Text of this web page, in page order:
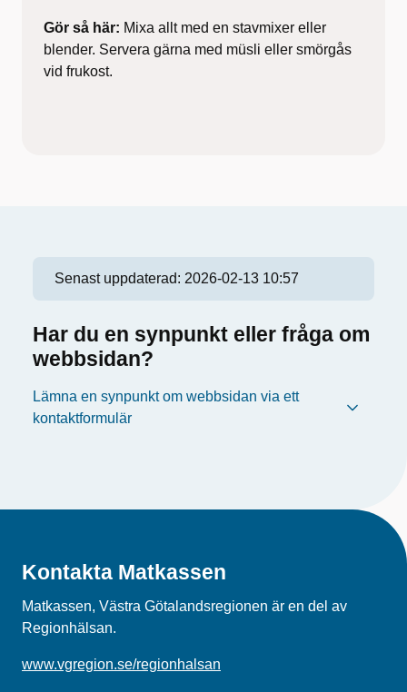
Gör så här: Mixa allt med en stavmixer eller
blender. Servera gärna med müsli eller smörgås
vid frukost.
Senast uppdaterad: 2026-02-13 10:57
Har du en synpunkt eller fråga om
webbsidan?
Lämna en synpunkt om webbsidan via ett
kontaktformulär
Kontakta Matkassen
Matkassen, Västra Götalandsregionen är en del av
Regionhälsan.
www.vgregion.se/regionhalsan